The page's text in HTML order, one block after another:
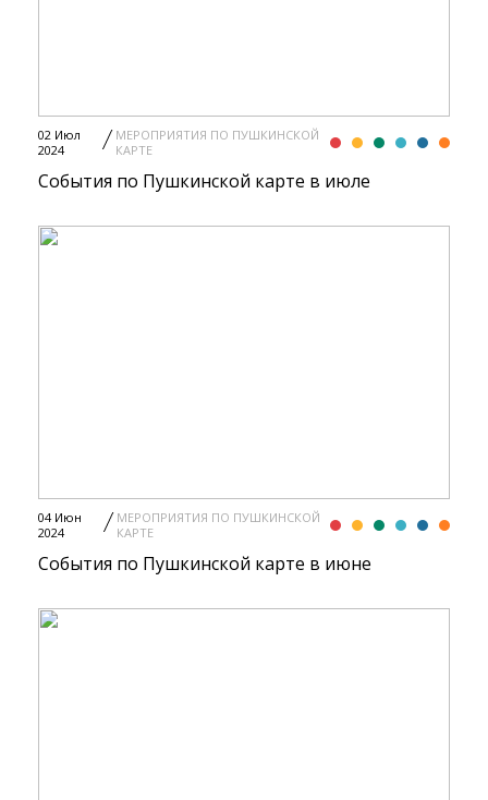
02 Июл
2024
МЕРОПРИЯТИЯ ПО ПУШКИНСКОЙ
КАРТЕ
События по Пушкинской карте в июле
04 Июн
2024
МЕРОПРИЯТИЯ ПО ПУШКИНСКОЙ
КАРТЕ
События по Пушкинской карте в июне